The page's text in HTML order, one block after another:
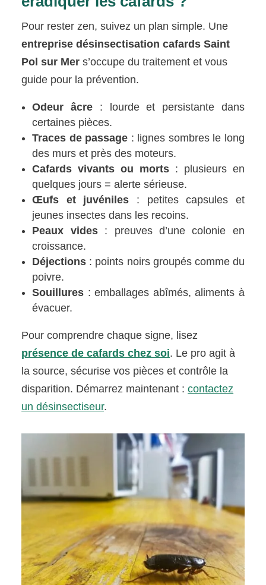
Pour rester zen, suivez un plan simple. Une
entreprise désinsectisation cafards Saint
Pol sur Mer s’occupe du traitement et vous
guide pour la prévention.
Odeur âcre: lourde et persistante dans
certaines pièces.
Traces de passage : lignes sombres le long
des murs et près des moteurs.
Cafards vivants ou morts : plusieurs en
quelques jours = alerte sérieuse.
Œufs et juvéniles : petites capsules et
jeunes insectes dans les recoins.
Peaux vides: preuves d’une colonie en
croissance.
Déjections : points noirs groupés comme du
poivre.
Souillures : emballages abîmés, aliments à
évacuer.
Pour comprendre chaque signe, lisez
présence de cafards chez soi. Le pro agit à
la source, sécurise vos pièces et contrôle la
disparition. Démarrez maintenant :contactez
un désinsectiseur.